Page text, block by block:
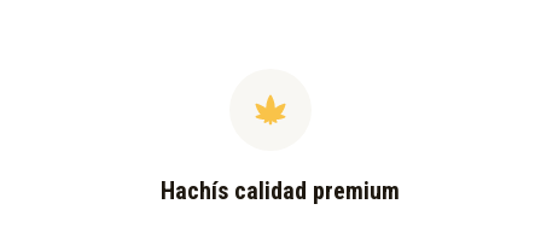
Hachís calidad premium